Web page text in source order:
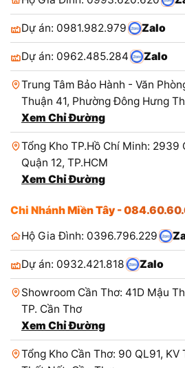
Dự án: 0981.982.979 Zalo
Dự án: 0962.485.284 Zalo
Trung Tâm Bảo Hành - Văn
Thuận 41, Phường Đông Hưng
Xem Chỉ Đường
Tổng Kho TP.Hồ Chí Minh: 2939
Quận 12, TP.HCM
Xem Chỉ Đường
Chi Nhánh Miền Tây -
Hộ Gia Đình: 0396.796.229
Dự án: 0932.421.818 Zalo
Showroom Cần Thơ: 41D Mậu
TP. Cần Thơ
Xem Chỉ Đường
Tổng Kho Cần Thơ: 90 QL91, KV